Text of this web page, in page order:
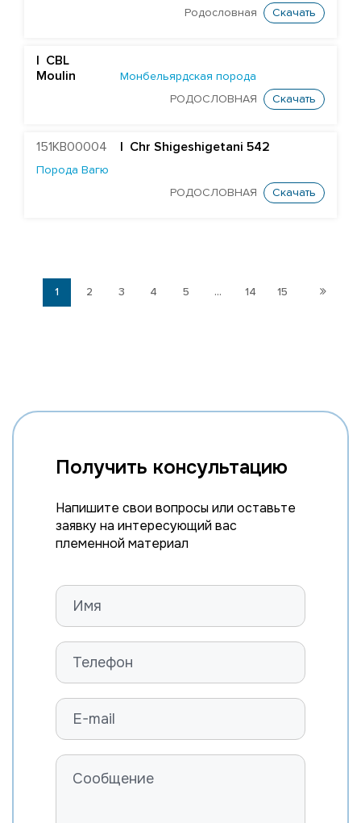
Родословная Скачать
| CBL
Moulin
Монбельярдская порода
РОДОСЛОВНАЯ
Скачать
151KB00004 | Chr Shigeshigetani 542
Порода Вагю
РОДОСЛОВНАЯ
Скачать
1 2 3 4 5 ... 14 15
Получить консультацию
Напишите свои вопросы или оставьте
заявку на интересующий вас
племенной материал